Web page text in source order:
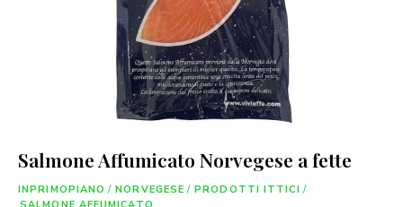
Salmone Affumicato Norvegese a fette
INPRIMOPIANO / NORVEGESE / PRODOTTI ITTICI /